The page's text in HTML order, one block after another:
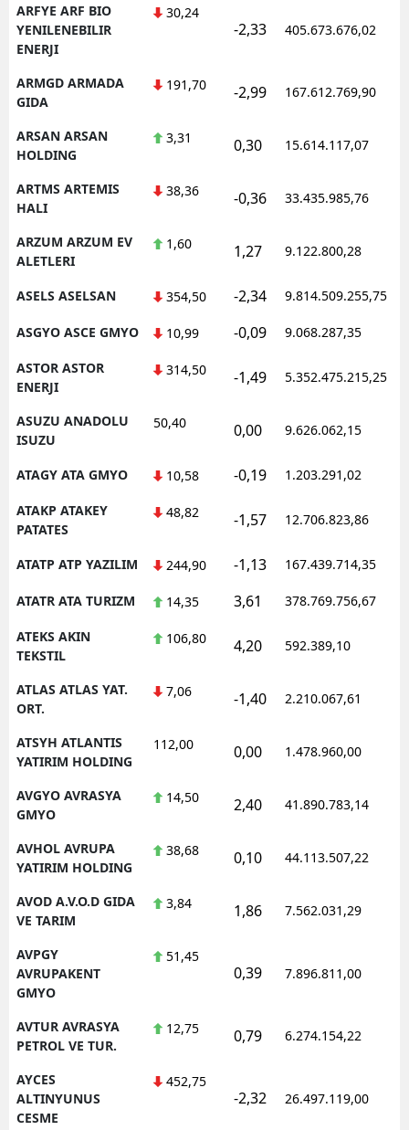
ARFYE ARF BIO
YENILENEBILIR
ENERJI
30,24
-2,33 405.673.676,02
ARMGD ARMADA
GIDA
191,70 -2,99 167.612.769,90
ARSAN ARSAN
HOLDING
3,31 0,30 15.614.117,07
ARTMS ARTEMIS
HALI
38,36 -0,36 33.435.985,76
ARZUM ARZUM EV
ALETLERI
1,60 1,27 9.122.800,28
ASELS ASELSAN 354,50 -2,34 9.814.509.255,75
ASGYO ASCE GMYO 10,99 -0,09 9.068.287,35
ASTOR ASTOR
ENERJI
314,50 -1,49 5.352.475.215,25
ASUZU ANADOLU
ISUZU
50,40 0,00 9.626.062,15
ATAGY ATA GMYO 10,58 -0,19 1.203.291,02
ATAKP ATAKEY
PATATES
48,82 -1,57 12.706.823,86
ATATP ATP YAZILIM 244,90 -1,13 167.439.714,35
ATATR ATA TURIZM 14,35 3,61 378.769.756,67
ATEKS AKIN
TEKSTIL
106,80 4,20 592.389,10
ATLAS ATLAS YAT.
ORT.
7,06 -1,40 2.210.067,61
ATSYH ATLANTIS
YATIRIM HOLDING
112,00 0,00 1.478.960,00
AVGYO AVRASYA
GMYO
14,50 2,40 41.890.783,14
AVHOL AVRUPA
YATIRIM HOLDING
38,68 0,10 44.113.507,22
AVOD A.V.O.D GIDA
VE TARIM
3,84 1,86 7.562.031,29
AVPGY
AVRUPAKENT
GMYO
51,45
0,39 7.896.811,00
AVTUR AVRASYA
PETROL VE TUR.
12,75 0,79 6.274.154,22
AYCES
ALTINYUNUS
CESME
452,75
-2,32 26.497.119,00